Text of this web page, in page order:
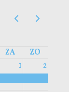
ZA
ZO
1 2